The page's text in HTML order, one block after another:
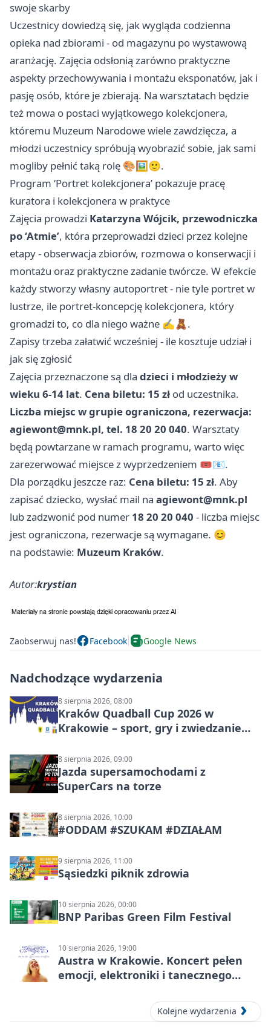
swoje skarby
Uczestnicy dowiedzą się, jak wygląda codzienna
opieka nad zbiorami - od magazynu po wystawową
aranżację. Zajęcia odsłonią zarówno praktyczne
aspekty przechowywania i montażu eksponatów, jak i
pasję osób, które je zbierają. Na warsztatach będzie
też mowa o postaci wyjątkowego kolekcjonera,
któremu Muzeum Narodowe wiele zawdzięcza, a
młodzi uczestnicy spróbują wyobrazić sobie, jak sami
mogliby pełnić taką rolę 🎨🖼️🙂.
Program ‘Portret kolekcjonera’ pokazuje pracę
kuratora i kolekcjonera w praktyce
Zajęcia prowadzi Katarzyna Wójcik, przewodniczka
po ‘Atmie’, która przeprowadzi dzieci przez kolejne
etapy - obserwacja zbiorów, rozmowa o konserwacji i
montażu oraz praktyczne zadanie twórcze. W efekcie
każdy stworzy własny autoportret - nie tyle portret w
lustrze, ile portret-koncepcję kolekcjonera, który
gromadzi to, co dla niego ważne ✍️🧸.
Zapisy trzeba załatwić wcześniej - ile kosztuje udział i
jak się zgłosić
Zajęcia przeznaczone są dla dzieci i młodzieży w
wieku 6-14 lat. Cena biletu: 15 zł od uczestnika.
Liczba miejsc w grupie ograniczona, rezerwacja:
agiewont@mnk.pl, tel. 18 20 20 040. Warsztaty
będą powtarzane w ramach programu, warto więc
zarezerwować miejsce z wyprzedzeniem 🎟️📧.
Dla porządku jeszcze raz: Cena biletu: 15 zł. Aby
zapisać dziecko, wysłać mail na agiewont@mnk.pl
lub zadzwonić pod numer 18 20 20 040 - liczba miejsc
jest ograniczona, rezerwacje są wymagane. 😊
na podstawie: Muzeum Kraków.
Autor:krystian
Zaobserwuj nas! Facebook Google News
Nadchodzące wydarzenia
8 sierpnia 2026, 08:00
Kraków Quadball Cup 2026 w
Krakowie – sport, gry i zwiedzanie
8 sierpnia 2026, 09:00
Jazda supersamochodami z
SuperCars na torze
8 sierpnia 2026, 10:00
#ODDAM #SZUKAM #DZIAŁAM
9 sierpnia 2026, 11:00
Sąsiedzki piknik zdrowia
10 sierpnia 2026, 00:00
BNP Paribas Green Film Festival
10 sierpnia 2026, 19:00
Austra w Krakowie. Koncert pełen
emocji, elektroniki i tanecznego
Kolejne wydarzenia